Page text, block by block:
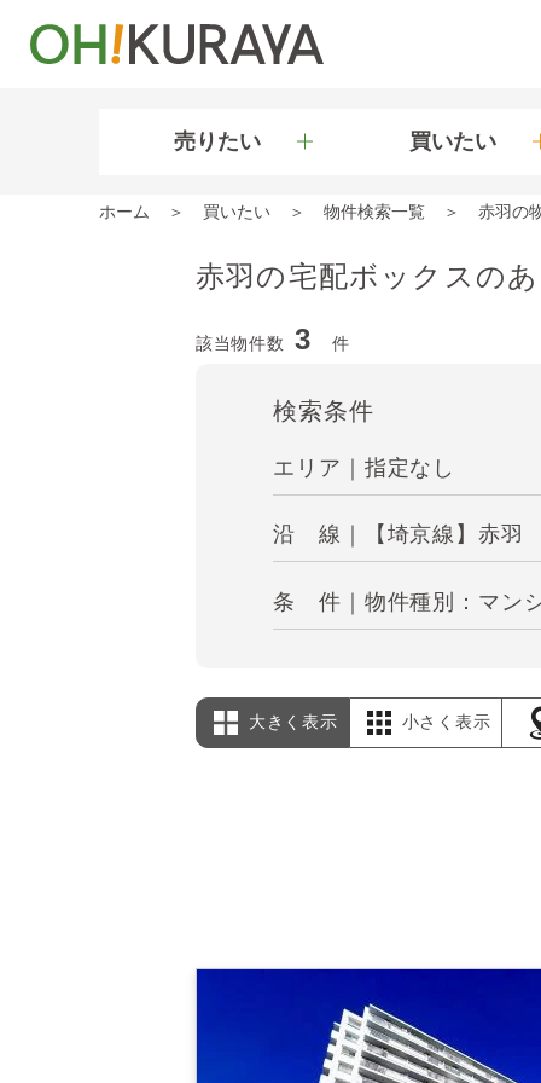
売りたい 買いたい
ホーム 買いたい 物件検索一覧 赤羽の
赤羽の宅配ボックスの
該当物件数 3 件
検索条件
エリア｜指定なし
沿 線｜【埼京線】赤羽
条 件｜物件種別：マン
大きく表示 小さく表示